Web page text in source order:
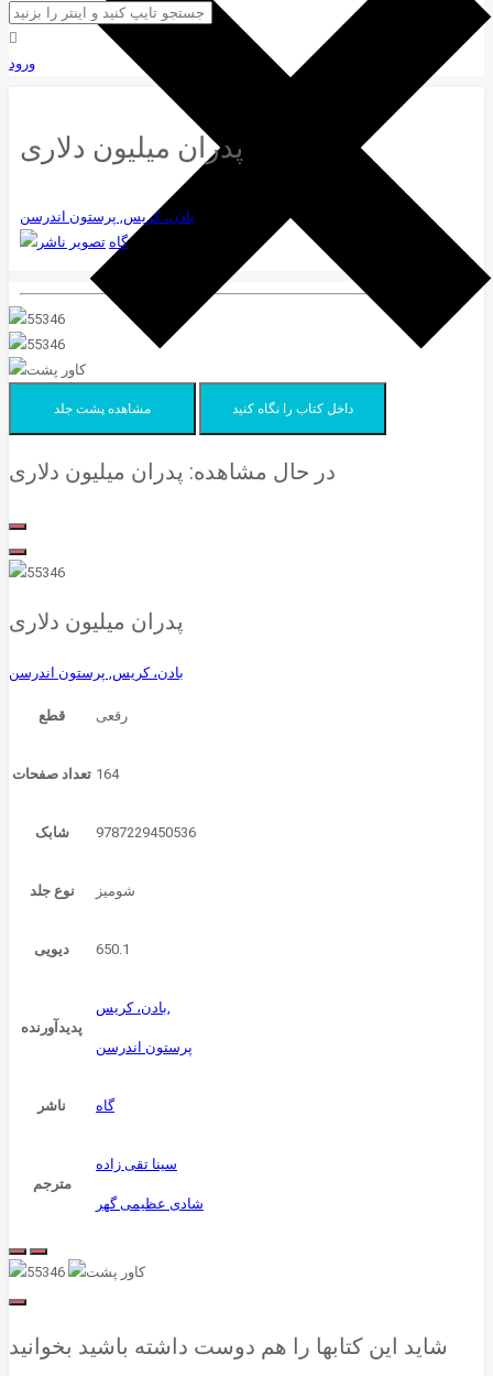
ورود
پدران میلیون دلاری
بادن، کریس, پرستون اندرسن
گاه
مشاهده پشت جلد داخل کتاب را نگاه کنید
در حال مشاهده: پدران میلیون دلاری
پدران میلیون دلاری
بادن، کریس, پرستون اندرسن
قطع
تعداد صفحات 164
شابک 9787229450536
نوع جلد شومیز
دیویی 650.1
پدیدآورنده
پرستون اندرسن
ناشر گاه
مترجم
سینا تقی زاده
شادی عظیمی گهر
شاید این کتابها را هم دوست داشته باشید بخوانید